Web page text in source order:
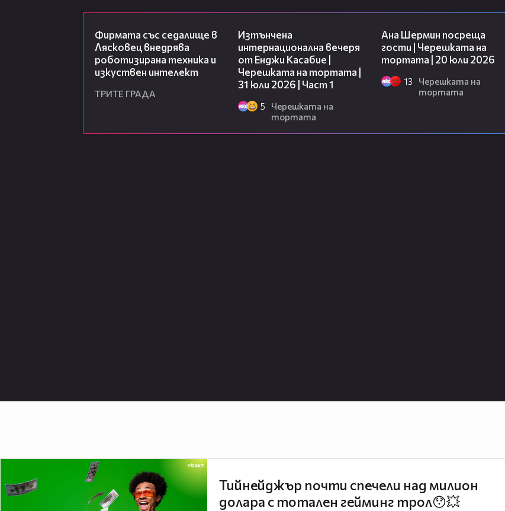
Фирмата със седалище в
Лясковец внедрява
роботизирана техника и
изкуствен интелект
ТРИТЕ ГРАДА
Изтънчена
интернационална вечеря
от Енджи Касабие |
Черешката на тортата |
31 юли 2026 | Част 1
5
Черешката на
тортата
Ана Шермин посреща
гости | Черешката на
тортата | 20 юли 2026
13
Черешката на
тортата
Тийнейджър почти спечели над милион
долара с тотален гейминг трол😯💥